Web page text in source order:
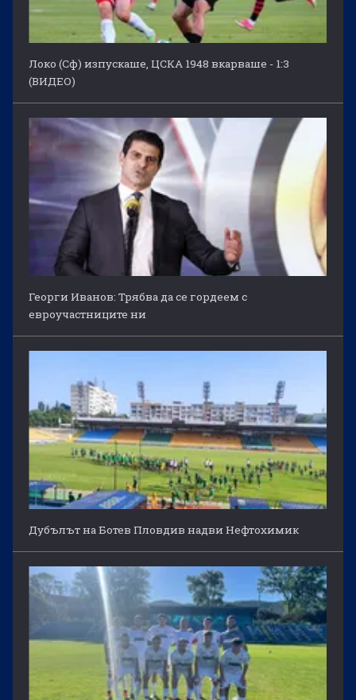
Локо (Сф) изпускаше, ЦСКА 1948 вкарваше - 1:3
(ВИДЕО)
Георги Иванов: Трябва да се гордеем с
евроучастниците ни
Дубълът на Ботев Пловдив надви Нефтохимик